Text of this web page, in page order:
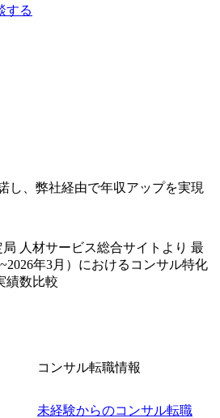
らプロジェクトワークが可能 総合
ムの名の通り、全方位のクライア
立ち上げフェーズに関わることが
コンサル経験者の場合は、自らチ
ンプレクスの顧客基盤、エンジニ
た確度の高い事業立ち上げが経験
19:30〜21:30 (19:20開場) 2026年8
このたび、ファーム経験者の方を
ご参加ください。 当日はXspear
用 : 無料 虎ノ門ヒルズ付近 ※詳
する
し、弊社経由で年収アップを実現
人材サービス総合サイトより 最
年3月）におけるコンサル特化
績数比較
コンサル転職情報
未経験からのコンサル転職